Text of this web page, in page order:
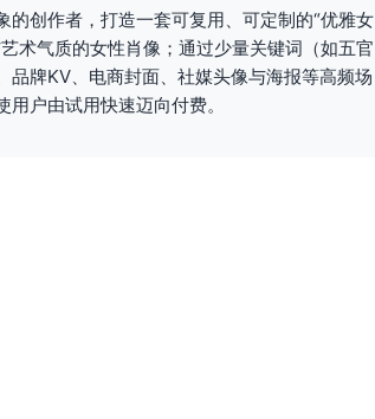
创作者，打造一套可复用、可定制的“优雅女
术气质的女性肖像；通过少量关键词（如五官
牌KV、电商封面、社媒头像与海报等高频场
户由试用快速迈向付费。